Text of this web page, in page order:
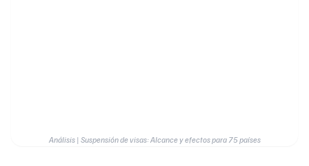
Análisis | Suspensión de visas: Alcance y efectos para 75 países